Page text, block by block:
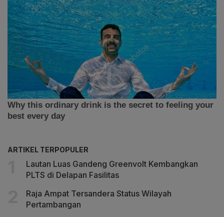
ARTIKEL TERPOPULER
Lautan Luas Gandeng Greenvolt Kembangkan
PLTS di Delapan Fasilitas
Raja Ampat Tersandera Status Wilayah
Pertambangan